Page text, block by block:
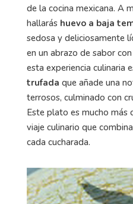
de la cocina mexicana. A
hallarás huevo a baja
sedosa y deliciosamente
en un abrazo de sabor
esta experiencia culinaria
trufada que añade una
terrosos, culminado con
Este plato es mucho más
viaje culinario que
cada cucharada.